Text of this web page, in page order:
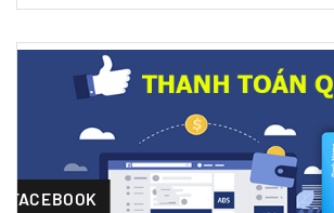
FACEBOOK